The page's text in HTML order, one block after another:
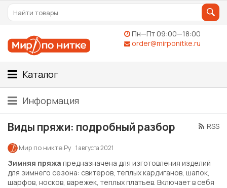
Пн—Пт 09:00—18:00
order@mirponitke.ru
Каталог
Информация
RSS
Виды пряжи: подробный разбор
Мир по никте.Ру 1 августа 2021
Зимняя пряжа предназначена для изготовления изделий
для зимнего сезона: свитеров, теплых кардиганов, шапок,
шарфов, носков, варежек, теплых платьев. Включает в себя